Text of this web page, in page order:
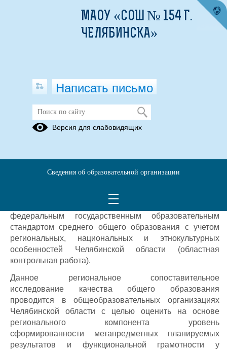
РИКО 10
РИКО-10 - диагностика уровня индивидуальных
достижений обучающихся 10-х классов
функциональной грамотности) при освоении
образовательных программ в соответствии с
федеральным государственным образовательным
стандартом среднего общего образования с учетом
региональных, национальных и этнокультурных
особенностей Челябинской области (областная
контрольная работа).
Данное региональное сопоставительное
исследование качества общего образования
проводится в общеобразовательных организациях
Челябинской области с целью оценить на основе
регионального компонента уровень
сформированности метапредметных планируемых
результатов и функциональной грамотности у
МАОУ «СОШ № 154 Г.
ЧЕЛЯБИНСКА»
Написать письмо
Версия для слабовидящих
Сведения об образовательной организации